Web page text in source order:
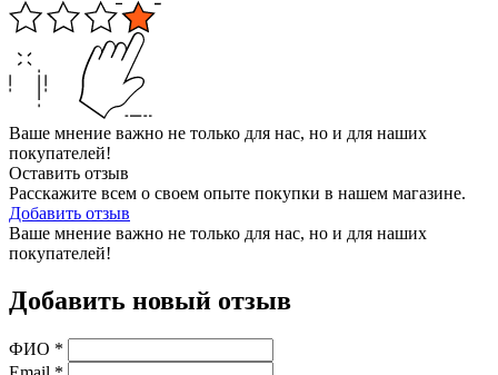
Ваше мнение важно не только для нас, но и для наших
покупателей!
Оставить отзыв
Расскажите всем о своем опыте покупки в нашем магазине.
Добавить отзыв
Ваше мнение важно не только для нас, но и для наших
покупателей!
Добавить новый отзыв
ФИО *